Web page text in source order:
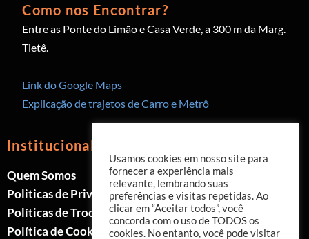
Como nos Encontrar?
Entre as Ponte do Limão e Casa Verde, a 300 m da Marg.
Tietê.
Link do Google Maps
Explicação de trajetos de Carro e Metrô
Institucional
Quem Somos
Politicas de Privacidade
Políticas de Trocas e Devoluções
Política de Cookies
Usamos cookies em nosso site para
fornecer a experiência mais
relevante, lembrando suas
preferências e visitas repetidas. Ao
clicar em “Aceitar todos”, você
concorda com o uso de TODOS os
cookies. No entanto, você pode visitar